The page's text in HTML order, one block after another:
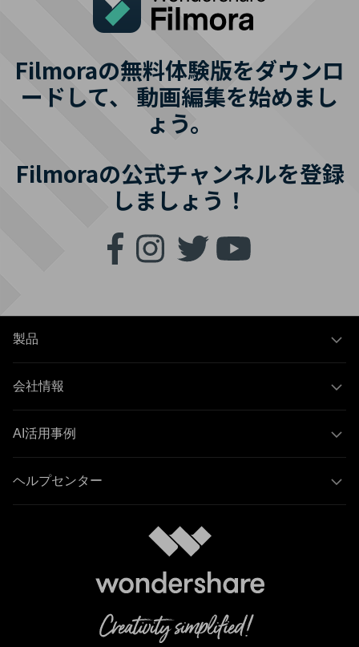
Filmoraの無料体験版をダウンロ
ードして、 動画編集を始めまし
ょう。
Filmoraの公式チャンネルを登録
しましょう！
製品
会社情報
AI活用事例
ヘルプセンター